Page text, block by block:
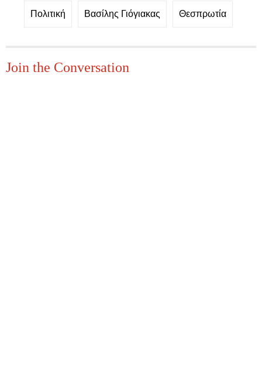
Πολιτική Βασίλης Γιόγιακας Θεσπρωτία
Join the Conversation